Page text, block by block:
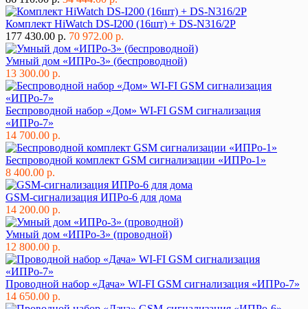
Комплект HiWatch DS-I200 (16шт) + DS-N316/2P
177 430.00 р. 70 972.00 р.
Умный дом «ИПРо-3» (беспроводной)
13 300.00 р.
Беспроводной набор «Дом» WI-FI GSM сигнализация
«ИПРо-7»
14 700.00 р.
Беспроводной комплект GSM сигнализации «ИПРо-1»
8 400.00 р.
GSM-сигнализация ИПРо-6 для дома
14 200.00 р.
Умный дом «ИПРо-3» (проводной)
12 800.00 р.
Проводной набор «Дача» WI-FI GSM сигнализация «ИПРо-7»
14 650.00 р.